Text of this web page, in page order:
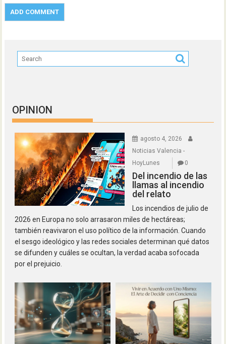
OPINION
agosto 4, 2026
Noticias Valencia -
HoyLunes
0
Del incendio de las
llamas al incendio
del relato
Los incendios de julio de
2026 en Europa no solo arrasaron miles de hectáreas;
también reavivaron el uso político de la información. Cuando
el sesgo ideológico y las redes sociales determinan qué datos
se difunden y cuáles se ocultan, la verdad acaba sofocada
por el prejuicio.